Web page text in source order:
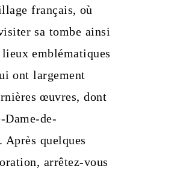
français, où
sa tombe ainsi
emblématiques
ont largement
œuvres, dont
Dame-de-
Après quelques
arrêtez-vous